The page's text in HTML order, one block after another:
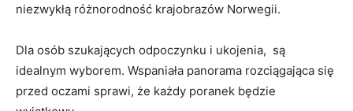
⁣niezwykłą różnorodność krajobrazów Norwegii.
Dla⁣ osób szukających ‌odpoczynku i‌ ukojenia, ⁢ są
idealnym wyborem. ‌Wspaniała‍ panorama rozciągająca się
przed oczami sprawi, że‍ każdy poranek⁢ będzie